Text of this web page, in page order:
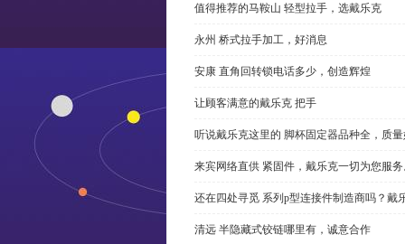
值得推荐的马鞍山 轻型拉手，选戴乐克
永州 桥式拉手加工，好消息
安康 直角回转锁电话多少，创造辉煌
让顾客满意的戴乐克 把手
听说戴乐克这里的 脚杯固定器品种全，质
来宾网络直供 紧固件，戴乐克一切为您服
还在四处寻觅 系列p型连接件制造商吗？戴
清远 半隐藏式铰链哪里有，诚意合作